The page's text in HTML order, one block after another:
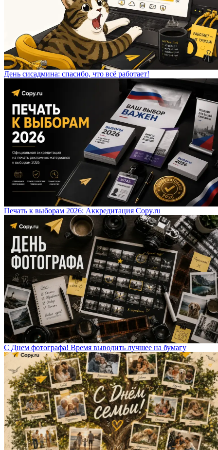
День сисадмина: спасибо, что всё работает!
Печать к выборам 2026: Аккредитация Copy.ru
С Днем фотографа! Время выводить лучшее на бумагу